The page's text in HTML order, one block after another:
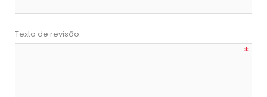
Texto de revisão:
*